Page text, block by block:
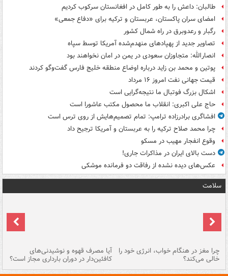
طالبان: داعش را به طور کامل در افغانستان سرکوب کردیم
امضای سران پاکستان، عربستان و ترکیه برای «دفاع جمعی»
رگبار و رعدوبرق در راه شمال کشور
تصاویر جدید از پهپادهای منهدم‌شده آمریکا توسط سپاه
انصارالله: متجاوزان سعودی در یمن در امان نخواهند بود
پوتین و محمد بن زاید درباره اوضاع منطقه خلیج فارس گفت‌وگو کردند
قیمت جهانی نفت امروز ۱۶ مرداد
اشکال بزرگ فوتبال ما نتیجه‌گرایی است
حاج علی اکبری: انقلاب ما محصول مکتب عاشورا است
افشاگری برادرزاده ترامپ: تمام تصمیم‌هایش از روی ترس است
چرا محمد صلاح ترکیه را به عربستان و آمریکا ترجیح داد
وقوع انفجار مهیب در مسکو
دست بالای ایران در مذاکرات جاری!
عکس‌های دیده نشده از رفاقت دو فرمانده‌ موشکی
سلامت
چرا مغز در هنگام خواب، انرژی خود را
خالی می‌کند؟
آیا مصرف قهوه و نوشیدنی‌های
کافئین‌دار در دوران بارداری مجاز است؟